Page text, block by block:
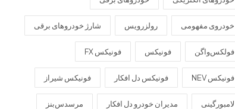
خودروی مفهومی رولزرویس شارژ خودروهای برقی
فولکس‌واگن فونیکس فونیکس FX
فونیکس NEV فونیکس دل افکار فونیکس شیراز
لامبورگینی مدیران خودرو دل افکار مرسدس‌بنز